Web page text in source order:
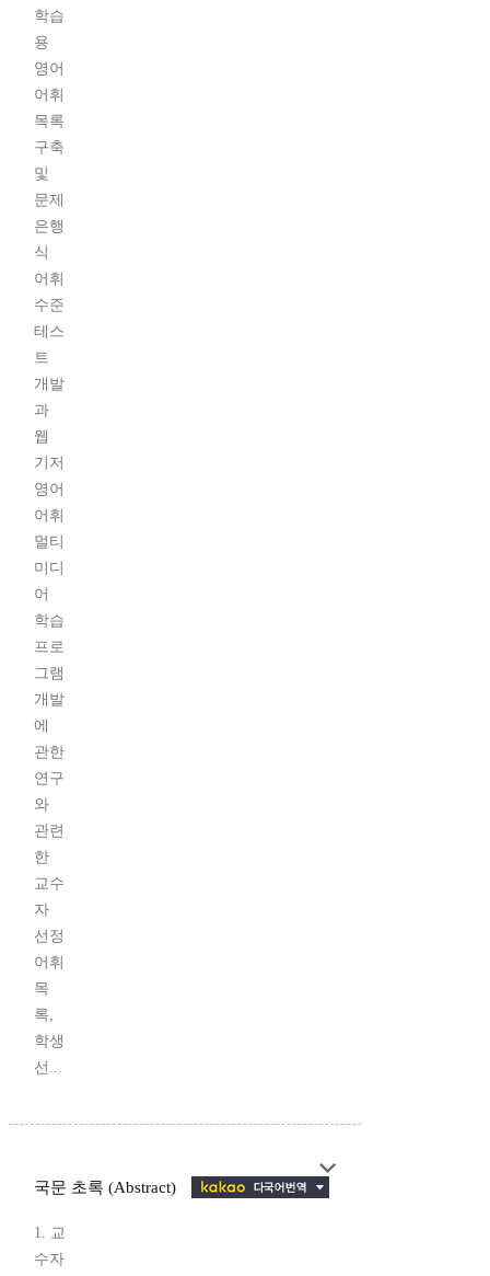
학습
용
영어
어휘
목록
구축
및
문제
은행
식
어휘
수준
테스
트
개발
과
웹
기저
영어
어휘
멀티
미디
어
학습
프로
그램
개발
에
관한
연구
와
관련
한
교수
자
선정
어휘
목
록,
학생
선...
국문 초록 (Abstract)
1. 교
수자